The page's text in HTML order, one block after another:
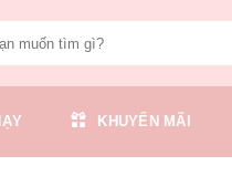
KHUYẾN MÃI